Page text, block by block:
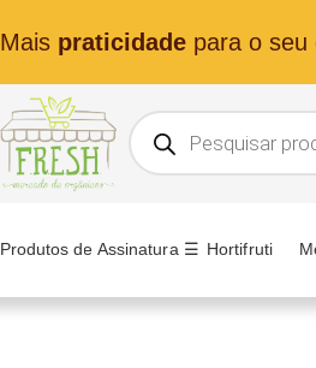
Mais praticidadepara o seu
Produtos de Assinatura ☰ Hortifruti